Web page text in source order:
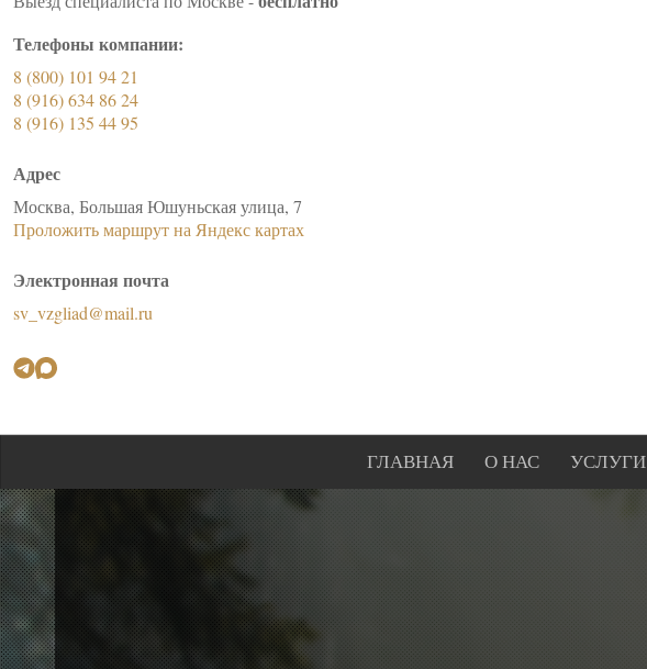
Телефоны компании:
8 (800) 101 94 21
8 (916) 634 86 24
8 (916) 135 44 95
Адрес
Москва, Большая Юшуньская улица, 7
Проложить маршрут на Яндекс картах
Электронная почта
sv_vzgliad@mail.ru
ГЛАВНАЯ О НАС УСЛУГИ